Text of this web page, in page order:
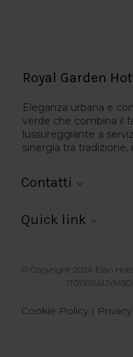
Royal Garden
Eleganza urbana e
verde che combina il
lussureggiante a
sinergia tra
Contatti
Quick link
© Copyright 2024 Elan
Cookie Policy |